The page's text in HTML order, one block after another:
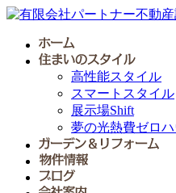
高性能スタイル
スマートスタイル
展示場Shift
夢の光熱費ゼロハ